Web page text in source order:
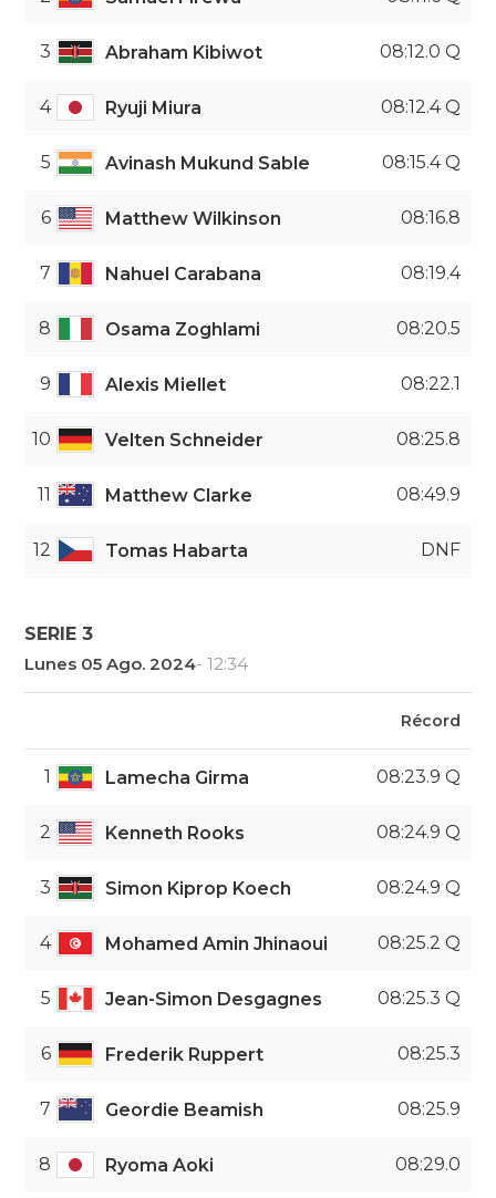
3 Abraham Kibiwot 08:12.0 Q
4 Ryuji Miura 08:12.4 Q
5 Avinash Mukund Sable 08:15.4 Q
6 Matthew Wilkinson 08:16.8
7 Nahuel Carabana 08:19.4
8 Osama Zoghlami 08:20.5
9 Alexis Miellet 08:22.1
10 Velten Schneider 08:25.8
11 Matthew Clarke 08:49.9
12 Tomas Habarta DNF
SERIE 3
Lunes 05 Ago. 2024- 12:34
Récord
1 Lamecha Girma 08:23.9 Q
2 Kenneth Rooks 08:24.9 Q
3 Simon Kiprop Koech 08:24.9 Q
4 Mohamed Amin Jhinaoui 08:25.2 Q
5 Jean-Simon Desgagnes 08:25.3 Q
6 Frederik Ruppert 08:25.3
7 Geordie Beamish 08:25.9
8 Ryoma Aoki 08:29.0